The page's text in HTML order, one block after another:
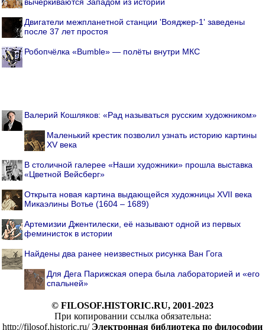
Двигатели межпланетной станции 'Вояджер-1' заведены
после 37 лет простоя
Робопчёлка «Bumble» — полёты внутри МКС
Валерий Кошляков: «Рад называться русским художником»
Маленький крестик позволил узнать историю картины
XV века
В столичной галерее «Наши художники» прошла выставка
«Цветной Вейсберг»
Открыта новая картина выдающейся художницы XVII века
Микаэлины Вотье (1604 – 1689)
Артемизии Джентилески, её называют одной из первых
феминисток в истории
Найдены два ранее неизвестных рисунка Ван Гога
Для Дега Парижская опера была лабораторией и «его
спальней»
© FILOSOF.HISTORIC.RU, 2001-2023
При копировании ссылка обязательна:
http://filosof.historic.ru/ Электронная библиотека по философии